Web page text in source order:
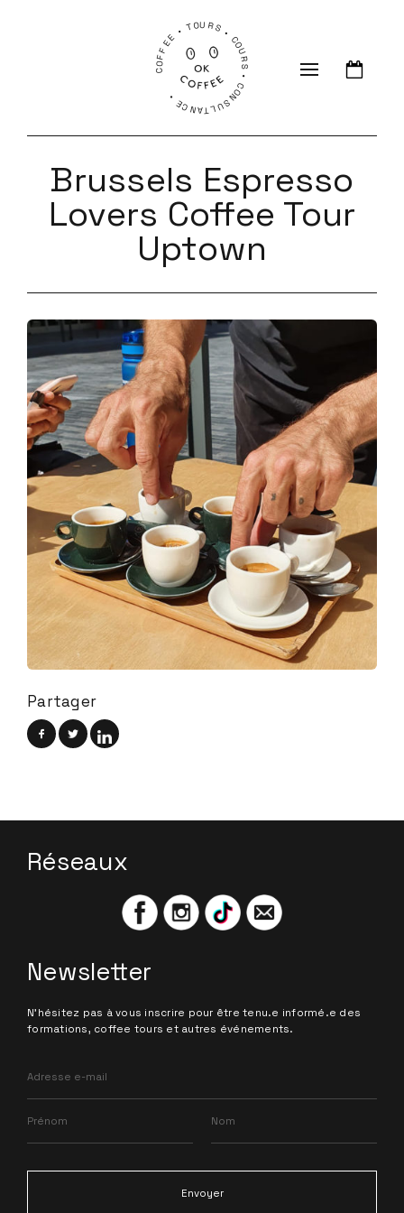
COFFEE • TOURS • COURS • CONSULTANCE •
Brussels Espresso
Lovers Coffee Tour
Uptown
Partager
Réseaux
Newsletter
N'hésitez pas à vous inscrire pour être tenu.e informé.e des
formations, coffee tours et autres événements.